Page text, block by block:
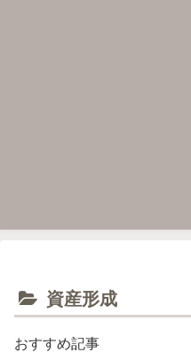
資産形成
おすすめ記事